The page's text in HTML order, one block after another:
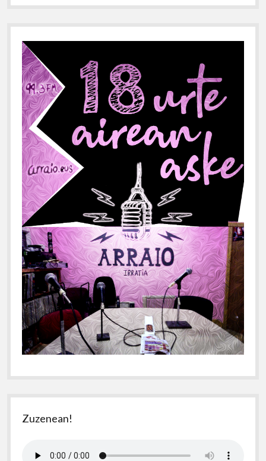
Zuzenean!